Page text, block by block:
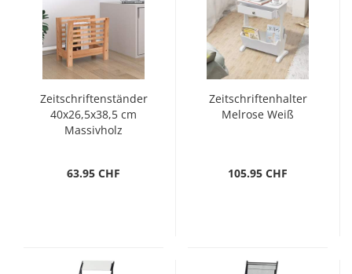
Zeitschriftenständer
40x26,5x38,5 cm
Massivholz
63.95 CHF
Zeitschriftenhalter
Melrose Weiß
105.95 CHF